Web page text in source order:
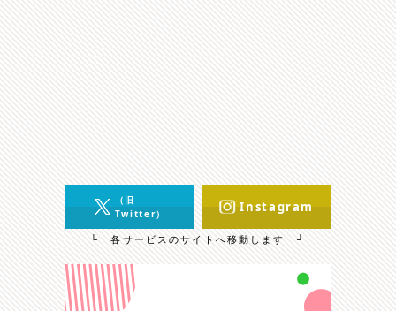
（旧
Twitter）
Instagram
└ 各サービスのサイトへ移動します ┘